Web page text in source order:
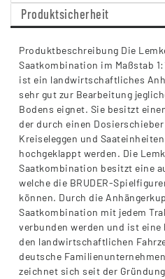
Produktsicherheit
Produktbeschreibung Die
Saatkombination im Maßstab
ist ein landwirtschaftliches
sehr gut zur Bearbeitung
Bodens eignet. Sie besitzt
der durch einen
Kreiseleggen und
hochgeklappt werden. Die
Saatkombination besitzt eine
welche die BRUDER-
können. Durch die
Saatkombination mit jedem
verbunden werden und ist eine
den landwirtschaftlichen
deutsche
zeichnet sich seit der